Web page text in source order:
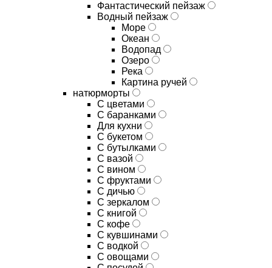
Фантастический пейзаж
Водный пейзаж
Море
Океан
Водопад
Озеро
Река
Картина ручей
натюрморты
С цветами
С баранками
Для кухни
C букетом
C бутылками
C вазой
C вином
C фруктами
C дичью
C зеркалом
C книгой
C кофе
C кувшинами
C водкой
C овощами